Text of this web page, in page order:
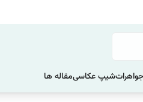
شیپ عکاسیمقاله ها